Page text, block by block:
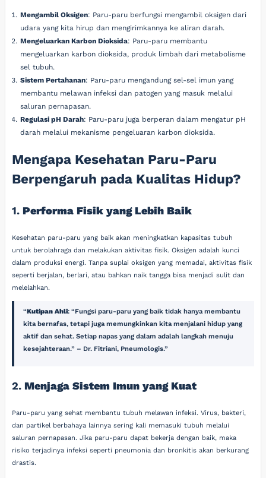
Mengambil Oksigen: Paru-paru berfungsi mengambil oksigen dari
udara yang kita hirup dan mengirimkannya ke aliran darah.
Mengeluarkan Karbon Dioksida: Paru-paru membantu
mengeluarkan karbon dioksida, produk limbah dari metabolisme
sel tubuh.
Sistem Pertahanan: Paru-paru mengandung sel-sel imun yang
membantu melawan infeksi dan patogen yang masuk melalui
saluran pernapasan.
Regulasi pH Darah: Paru-paru juga berperan dalam mengatur pH
darah melalui mekanisme pengeluaran karbon dioksida.
Mengapa Kesehatan Paru-Paru
Berpengaruh pada Kualitas Hidup?
1. Performa Fisik yang Lebih Baik
Kesehatan paru-paru yang baik akan meningkatkan kapasitas tubuh
untuk berolahraga dan melakukan aktivitas fisik. Oksigen adalah kunci
dalam produksi energi. Tanpa suplai oksigen yang memadai, aktivitas fisik
seperti berjalan, berlari, atau bahkan naik tangga bisa menjadi sulit dan
melelahkan.
Kutipan Ahli: “Fungsi paru-paru yang baik tidak hanya membantu
kita bernafas, tetapi juga memungkinkan kita menjalani hidup yang
aktif dan sehat. Setiap napas yang dalam adalah langkah menuju
kesejahteraan.” – Dr. Fitriani, Pneumologis.
2. Menjaga Sistem Imun yang Kuat
Paru-paru yang sehat membantu tubuh melawan infeksi. Virus, bakteri,
dan partikel berbahaya lainnya sering kali memasuki tubuh melalui
saluran pernapasan. Jika paru-paru dapat bekerja dengan baik, maka
risiko terjadinya infeksi seperti pneumonia dan bronkitis akan berkurang
drastis.